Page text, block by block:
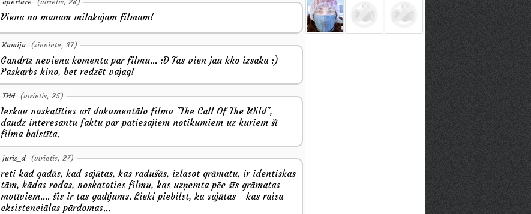
Viena no manam milakajam filmam!
Kamija (sieviete, 37)
Gandrīz neviena komenta par filmu... :D Tas vien jau kko izsaka :)
Paskarbs kino, bet redzēt vajag!
THA (vīrietis, 25)
Ieskau noskatīties arī dokumentālo filmu "The Call Of The Wild",
daudz interesantu faktu par patiesajiem notikumiem uz kuriem šī
filma balstīta.
juris_d (vīrietis, 27)
reti kad gadās, kad sajūtas, kas radušās, izlasot grāmatu, ir identiskas
tām, kādas rodas, noskatoties filmu, kas uzņemta pēc šīs grāmatas
motīviem.... šis ir tas gadījums. Lieki piebilst, ka sajūtas - kas raisa
eksistenciālas pārdomas...